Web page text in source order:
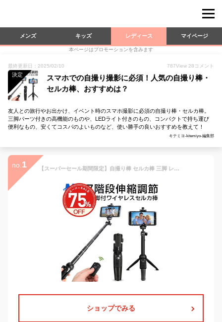
メンズ キッズ レディース マイページ
本ページはプロモーションを含みます
最終更新日：2025/02/10 787View 28 コメント
決定
スマホでの自撮り撮影に必須！人気の自撮り棒・
セルカ棒、おすすめは？
友人との旅行やお出かけ、イベント時のスマホ撮影に必須の自撮り棒・セルカ棒。
三脚パーツ付きの高機能のものや、LEDライト付きのもの、コンパクトで持ち運び
便利なもの、安くてコスパのよいものなど、使い勝手の良いおすすめを教えて！
キテミヨ-kitemiyo-編集部
no. 1 【スーパーセール期間限定】自撮り棒 セルカ棒 三脚 レンズ リモコン付 Bluetooth スマホ三脚 ミニ三脚 シャッター付 スマホ 自分撮り 自撮り 三脚スタンド 無線 伸縮式 折り畳み 360度回転 iPhone8 Plus iPhone 13 14 12 11 Xs Pro Android ズーム機能一部対応
ショップでみる